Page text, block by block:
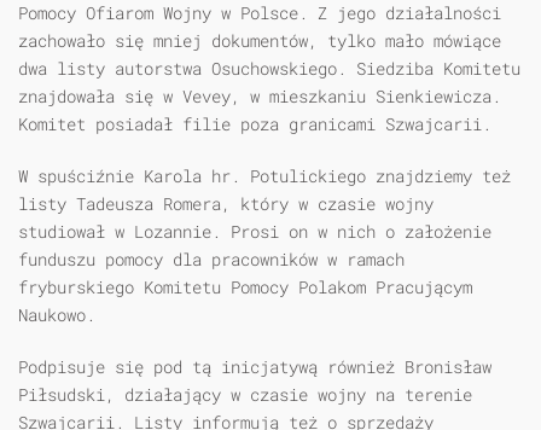
Pomocy Ofiarom Wojny w Polsce. Z jego działalności
zachowało się mniej dokumentów, tylko mało mówiące
dwa listy autorstwa Osuchowskiego. Siedziba Komitetu
znajdowała się w Vevey, w mieszkaniu Sienkiewicza.
Komitet posiadał filie poza granicami Szwajcarii.
W spuściźnie Karola hr. Potulickiego znajdziemy też
listy Tadeusza Romera, który w czasie wojny
studiował w Lozannie. Prosi on w nich o założenie
funduszu pomocy dla pracowników w ramach
fryburskiego Komitetu Pomocy Polakom Pracującym
Naukowo.
Podpisuje się pod tą inicjatywą również Bronisław
Piłsudski, działający w czasie wojny na terenie
Szwajcarii. Listy informują też o sprzedaży